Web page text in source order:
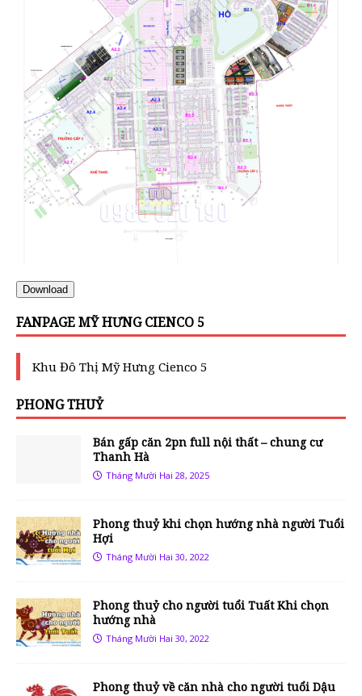
Download
FANPAGE MỸ HƯNG CIENCO 5
Khu Đô Thị Mỹ Hưng Cienco 5
PHONG THUỶ
Bán gấp căn 2pn full nội thất – chung cư
Thanh Hà
Tháng Mười Hai 28, 2025
Phong thuỷ khi chọn hướng nhà người Tuổi
Hợi
Tháng Mười Hai 30, 2022
Phong thuỷ cho người tuổi Tuất Khi chọn
hướng nhà
Tháng Mười Hai 30, 2022
Phong thuỷ về căn nhà cho người tuổi Dậu